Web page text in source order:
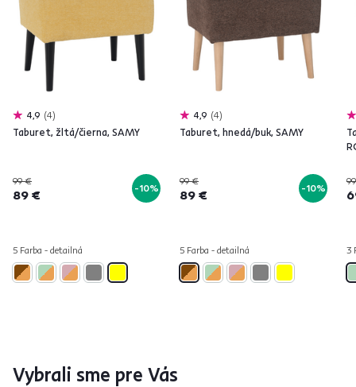
4,9 4
Taburet, žltá/čierna, SAMY
99 €
89 € -10%
5 Farba - detailná
4,9 4
Taburet, hnedá/buk, SAMY
99 €
89 € -10%
5 Farba - detailná 3
Vybrali sme pre Vás